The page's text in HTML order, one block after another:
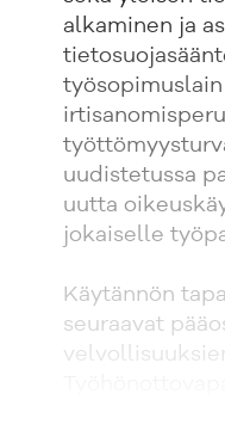
alkaminen ja
uudistetussa
uutta
jokaiselle
Käytännön
seuraavat